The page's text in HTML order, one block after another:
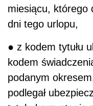
miesiącu, którego
dni tego urlopu,
● z kodem tytułu
kodem
podanym
podlegał